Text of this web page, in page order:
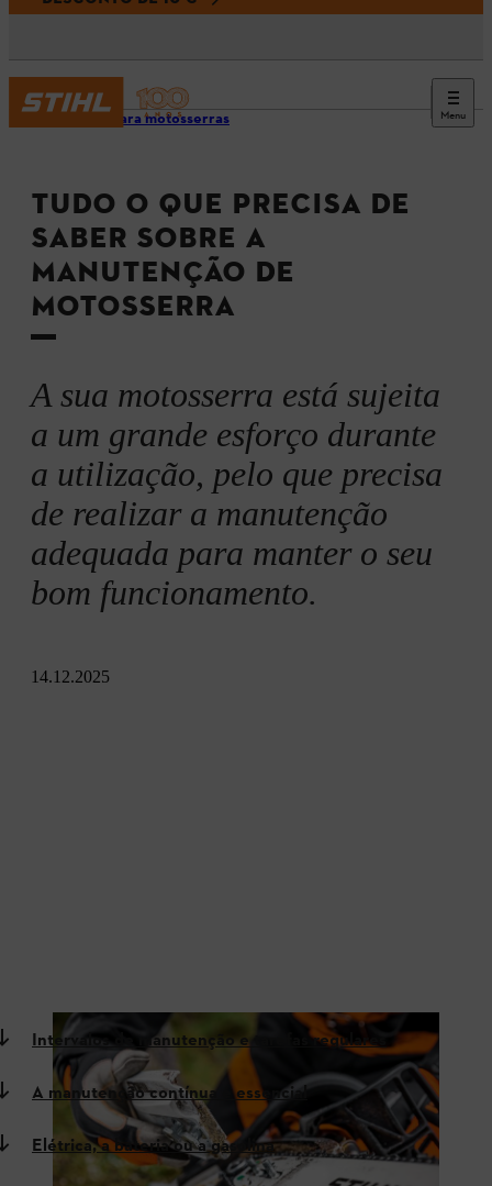
Menu
Dicas para motosserras
TUDO O QUE PRECISA DE
SABER SOBRE A
MANUTENÇÃO DE
MOTOSSERRA
A sua motosserra está sujeita
a um grande esforço durante
a utilização, pelo que precisa
de realizar a manutenção
adequada para manter o seu
bom funcionamento.
14.12.2025
Intervalos de manutenção e tarefas regulares
A manutenção contínua é essencial
Elétrica, a bateria ou a gasolina